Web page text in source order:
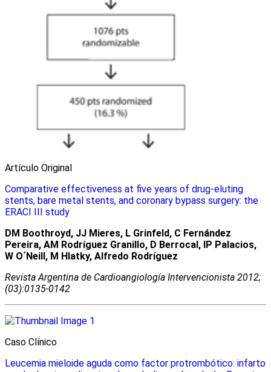
Artículo Original
Comparative effectiveness at five years of drug-eluting
stents, bare metal stents, and coronary bypass surgery: the
ERACI III study
DM Boothroyd, JJ Mieres, L Grinfeld, C Fernández
Pereira, AM Rodríguez Granillo, D Berrocal, IP Palacios,
W O´Neill, M Hlatky, Alfredo Rodríguez
Revista Argentina de Cardioangiologí­a Intervencionista 2012;
(03):0135-0142
Caso Clínico
Leucemia mieloide aguda como factor protrombótico: infarto